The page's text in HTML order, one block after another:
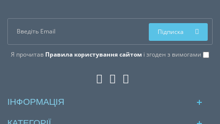
Я прочитав Правила користування сайтом і згоден з вимогами
Підписка
ІНФОРМАЦІЯ